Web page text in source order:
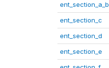
ent_section_a_b
ent_section_c
ent_section_d
ent_section_e